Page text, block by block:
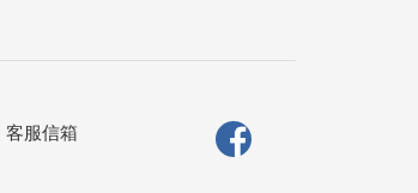
客服信箱